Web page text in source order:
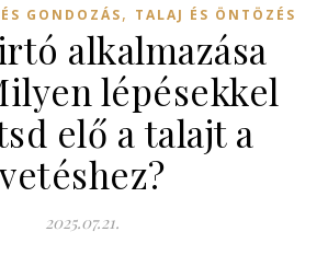
GONDOZÁS, TALAJ ÉS ÖNTÖZÉS
alkalmazása
lépésekkel
elő a talajt a
vetéshez?
2025.07.21.